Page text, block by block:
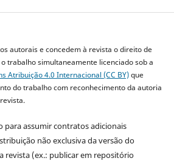
autorais e concedem à revista o direito de
trabalho simultaneamente licenciado sob a
Atribuição 4.0 Internacional (CC BY)que
do trabalho com reconhecimento da autoria
para assumir contratos adicionais
não exclusiva da versão do
revista (ex.: publicar em repositório